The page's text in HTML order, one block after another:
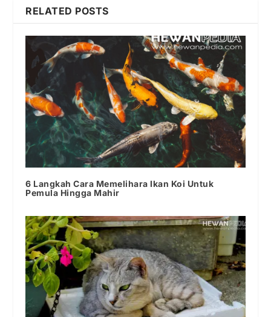
RELATED POSTS
6 Langkah Cara Memelihara Ikan Koi Untuk
Pemula Hingga Mahir